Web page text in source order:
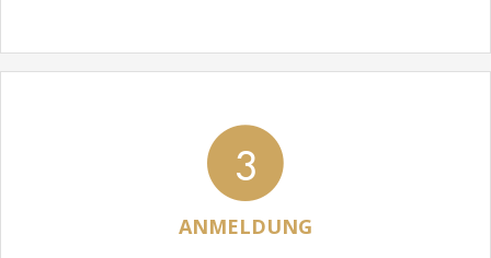
3
ANMELDUNG